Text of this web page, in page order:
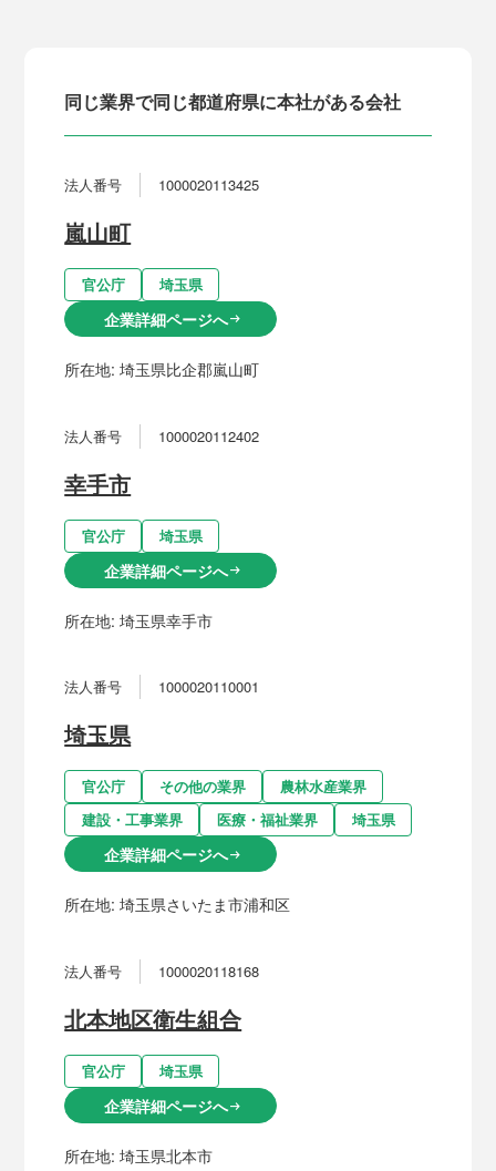
同じ業界で同じ都道府県に本社がある会社
法人番号 1000020113425
嵐山町
官公庁 埼玉県
企業詳細ページへarrow_right_alt
所在地:埼玉県比企郡嵐山町
法人番号 1000020112402
幸手市
官公庁 埼玉県
企業詳細ページへarrow_right_alt
所在地:埼玉県幸手市
法人番号 1000020110001
埼玉県
官公庁 その他の業界
農林水産業界
建設・工事業界
医療・福祉業界 埼玉県
企業詳細ページへarrow_right_alt
所在地:埼玉県さいたま市浦和区
法人番号 1000020118168
北本地区衛生組合
官公庁 埼玉県
企業詳細ページへarrow_right_alt
所在地:埼玉県北本市